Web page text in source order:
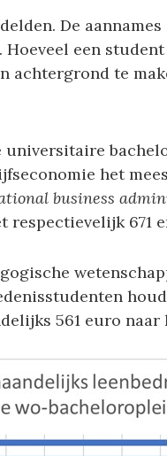
De
een
achtergrond te
universitaire
het
business
671
561 euro naar